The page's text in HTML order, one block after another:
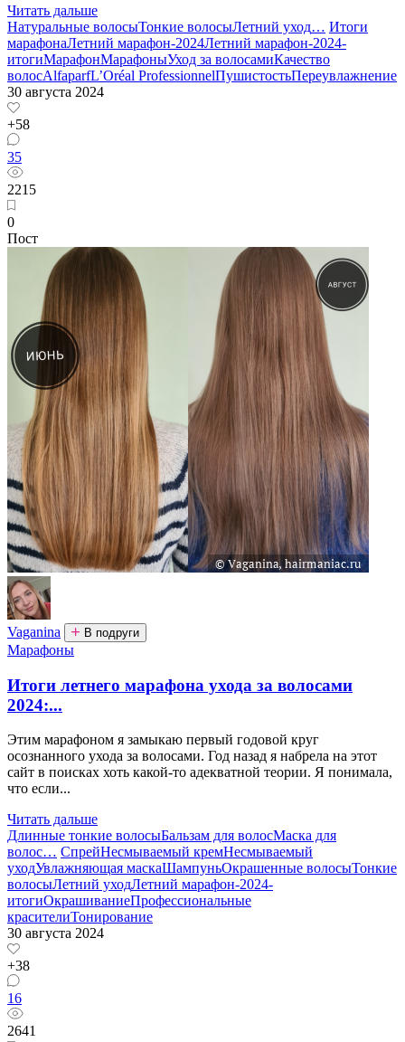
Читать дальше
Натуральные волосыТонкие волосыЛетний уход… Итоги
марафонаЛетний марафон-2024Летний марафон-2024-
итогиМарафонМарафоныУход за волосамиКачество
волосAlfaparfL’Oréal ProfessionnelПушистостьПереувлажнение
30 августа 2024
+58
35
2215
0
Пост
Vaganina В подруги
Марафоны
Итоги летнего марафона ухода за волосами
2024:...
Этим марафоном я замыкаю первый годовой круг
осознанного ухода за волосами. Год назад я набрела на этот
сайт в поисках хоть какой-то адекватной теории. Я понимала,
что если...
Читать дальше
Длинные тонкие волосыБальзам для волосМаска для
волос… СпрейНесмываемый кремНесмываемый
уходУвлажняющая маскаШампуньОкрашенные волосыТонкие
волосыЛетний уходЛетний марафон-2024-
итогиОкрашиваниеПрофессиональные
красителиТонирование
30 августа 2024
+38
16
2641